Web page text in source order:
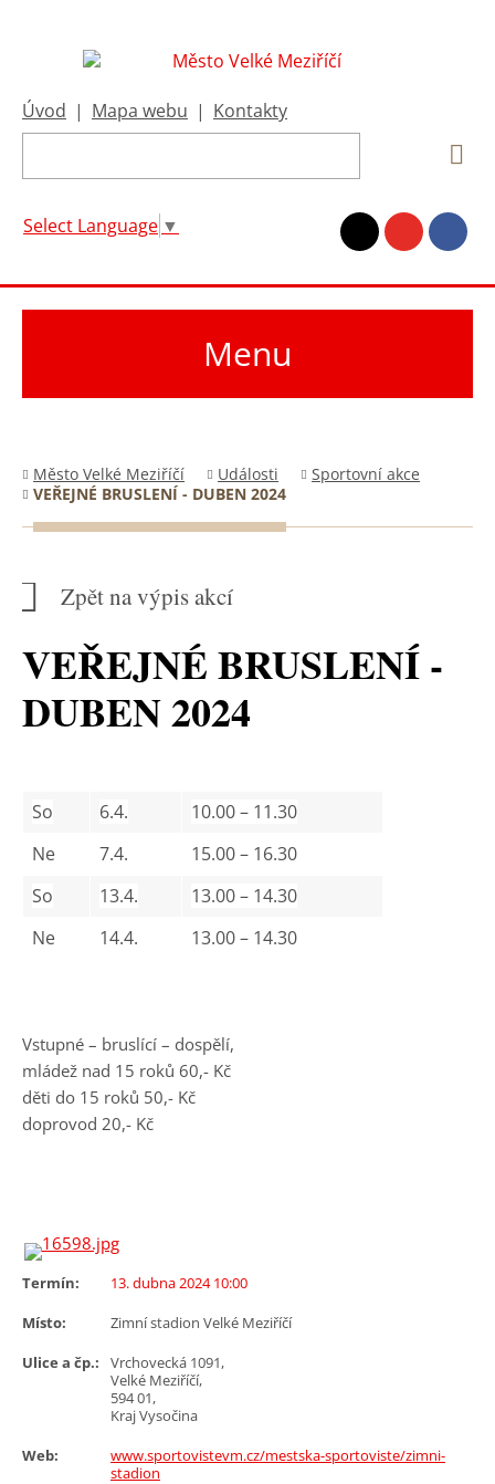
Úvod | Mapa webu | Kontakty
Select Language ▼
Menu
Město Velké Meziříčí Události
Sportovní akce
VEŘEJNÉ BRUSLENÍ - DUBEN 2024
Zpět na výpis akcí
VEŘEJNÉ BRUSLENÍ -
DUBEN 2024
So 6.4.
10.00 – 11.30
Ne
7.4.
15.00 – 16.30
So
13.4.
13.00 – 14.30
Ne
14.4. 13.00 – 14.30
Vstupné – bruslící – dospělí,
mládež nad 15 roků 60,- Kč
děti do 15 roků 50,- Kč
doprovod 20,- Kč
Termín:
13. dubna 2024 10:00
Místo:
Zimní stadion Velké Meziříčí
Ulice a čp.:
Vrchovecká 1091,
Velké Meziříčí,
594 01,
Kraj Vysočina
Web:
www.sportovistevm.cz/mestska-sportoviste/zimni-
stadion